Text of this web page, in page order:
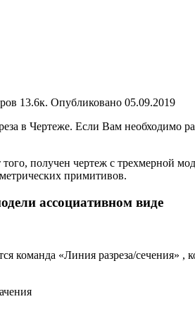
13.6к. Опубликовано 05.09.2019
в Чертеже. Если Вам необходимо
получен чертеж с трехмерной
примитивов.
ассоциативном виде
команда «Линия разреза/сечения»